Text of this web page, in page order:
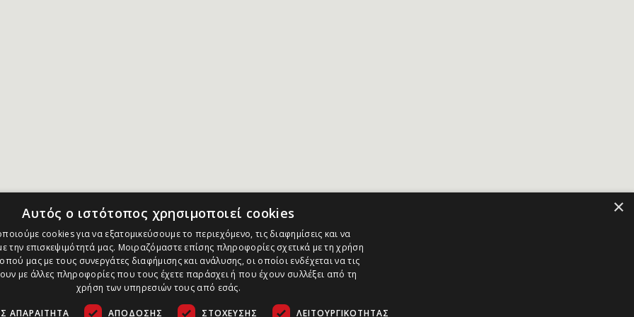
×
Αυτός ο ιστότοπος χρησιμοποιεί cookies
cookies για να εξατομικεύσουμε το περιεχόμενο, τις διαφημίσεις και να
την επισκεψιμότητά μας. Μοιραζόμαστε επίσης πληροφορίες σχετικά με τη χρήση
μας με τους συνεργάτες διαφήμισης και ανάλυσης, οι οποίοι ενδέχεται να τις
με άλλες πληροφορίες που τους έχετε παράσχει ή που έχουν συλλέξει από τη
χρήση των υπηρεσιών τους από εσάς.
ΑΠΑΡΑΊΤΗΤΑ ΑΠΌΔΟΣΗΣ ΣΤΌΧΕΥΣΗΣ ΛΕΙΤΟΥΡΓΙΚΌΤΗΤΑΣ